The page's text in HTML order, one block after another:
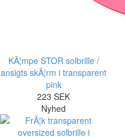
KÃ¦mpe STOR solbrille /
ansigts skÃ¦rm i transparent
pink
223 SEK
Nyhed